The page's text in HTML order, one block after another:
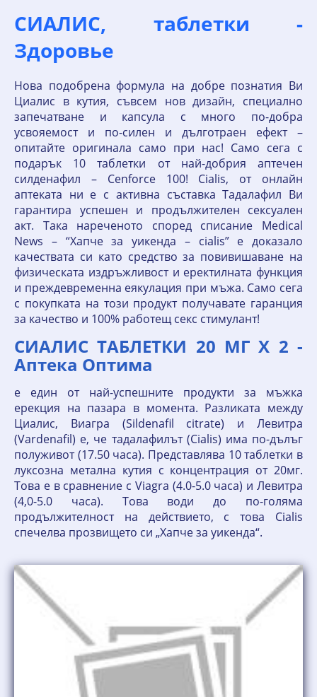
СИАЛИС, таблетки -
Здоровье
Нова подобрена формула на добре познатия Ви
Циалис в кутия, съвсем нов дизайн, специално
запечатване и капсула с много по-добра
усвояемост и по-силен и дълготраен ефект –
опитайте оригинала само при нас! Само сега с
подарък 10 таблетки от най-добрия аптечен
силденафил – Cenforce 100! Cialis, от онлайн
аптеката ни е с активна съставка Тадалафил Ви
гарантира успешен и продължителен сексуален
акт. Така нареченото според списание Medical
News – “Хапче за уикенда – cialis” е доказало
качествата си като средство за повивишаване на
физическата издръжливост и еректилната функция
и преждевременна еякулация при мъжа. Само сега
с покупката на този продукт получавате гаранция
за качество и 100% работещ секс стимулант!
СИАЛИС ТАБЛЕТКИ 20 МГ Х 2 -
Аптека Оптима
е един от най-успешните продукти за мъжка
ерекция на пазара в момента. Разликата между
Циалис, Виагра (Sildenafil citrate) и Левитра
(Vardenafil) е, че тадалафилът (Cialis) има по-дълъг
полуживот (17.50 часа). Представлява 10 таблетки в
луксозна метална кутия с концентрация от 20мг.
Това е в сравнение с Viagra (4.0-5.0 часа) и Левитра
(4,0-5.0 часа). Това води до по-голяма
продължителност на действието, с това Cialis
спечелва прозвището си „Хапче за уикенда“.